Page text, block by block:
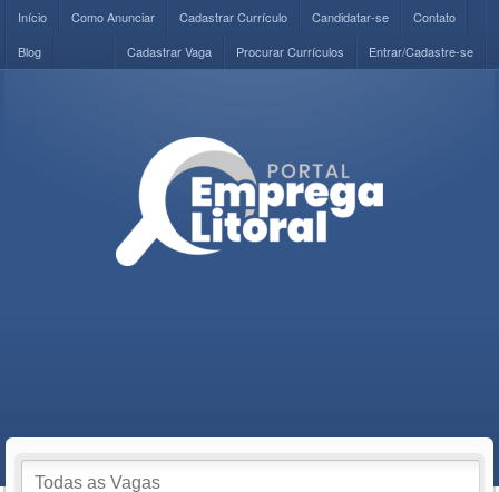
Início Como Anunciar Cadastrar Currículo Candidatar-se
Contato
Blog
Entrar/Cadastre-se
Procurar Currículos
Cadastrar Vaga